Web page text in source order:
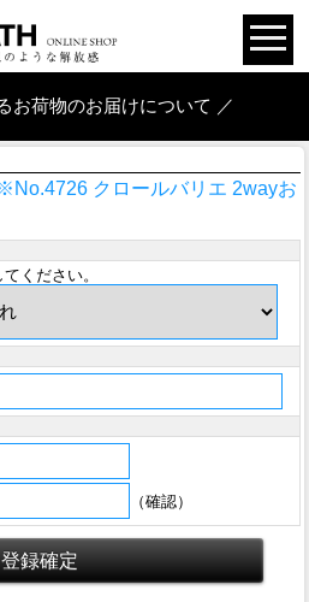
お荷物のお届けについて ／
クロールバリエ 2wayお
ください。
（確認）